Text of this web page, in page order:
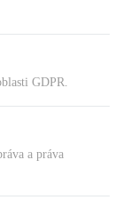
GDPR.
a práva